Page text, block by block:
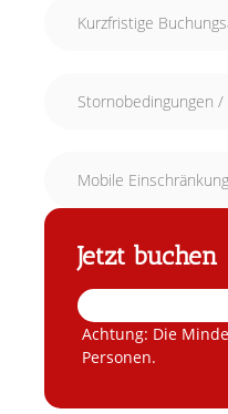
Kurzfristige
Stornobedingungen
Mobile
Jetzt buchen
Achtung: Die
Personen.